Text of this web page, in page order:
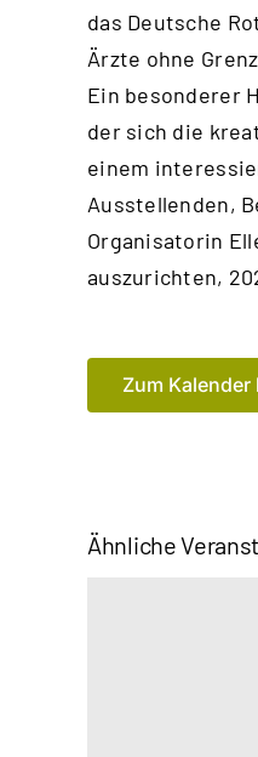
das Deutsche
Ärzte ohne
Ein besonderer
der sich die
einem
Ausstellenden,
Organisatorin
auszurichten,
Zum
Ähnliche